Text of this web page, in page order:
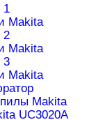
1
Makita
2
Makita
3
Makita
Makita
UC3020A